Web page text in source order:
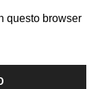
questo browser